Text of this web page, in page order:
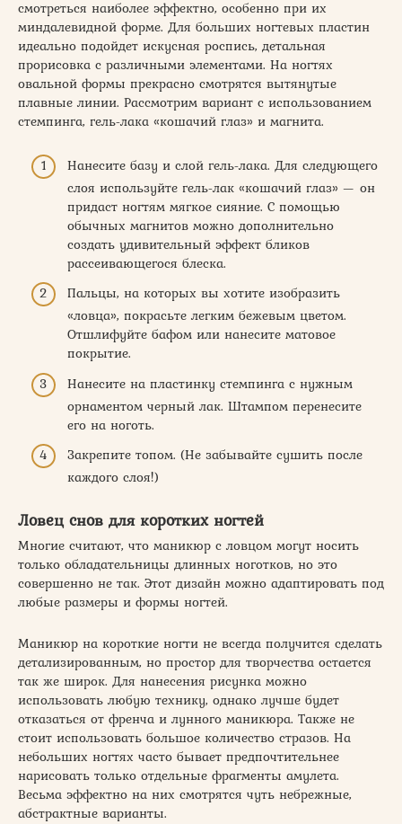
смотреться наиболее эффектно, особенно при их
миндалевидной форме. Для больших ногтевых пластин
идеально подойдет искусная роспись, детальная
прорисовка с различными элементами. На ногтях
овальной формы прекрасно смотрятся вытянутые
плавные линии. Рассмотрим вариант с использованием
стемпинга, гель-лака «кошачий глаз» и магнита.
Нанесите базу и слой гель-лака. Для следующего
слоя используйте гель-лак «кошачий глаз» — он
придаст ногтям мягкое сияние. С помощью
обычных магнитов можно дополнительно
создать удивительный эффект бликов
рассеивающегося блеска.
Пальцы, на которых вы хотите изобразить
«ловца», покрасьте легким бежевым цветом.
Отшлифуйте бафом или нанесите матовое
покрытие.
Нанесите на пластинку стемпинга с нужным
орнаментом черный лак. Штампом перенесите
его на ноготь.
Закрепите топом. (Не забывайте сушить после
каждого слоя!)
Ловец снов для коротких ногтей
Многие считают, что маникюр с ловцом могут носить
только обладательницы длинных ноготков, но это
совершенно не так. Этот дизайн можно адаптировать под
любые размеры и формы ногтей.
Маникюр на короткие ногти не всегда получится сделать
детализированным, но простор для творчества остается
так же широк. Для нанесения рисунка можно
использовать любую технику, однако лучше будет
отказаться от френча и лунного маникюра. Также не
стоит использовать большое количество стразов. На
небольших ногтях часто бывает предпочтительнее
нарисовать только отдельные фрагменты амулета.
Весьма эффектно на них смотрятся чуть небрежные,
абстрактные варианты.